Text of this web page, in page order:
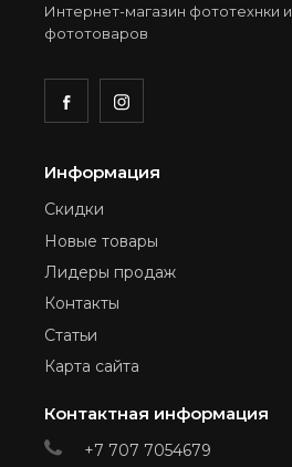
Интернет-магазин фототехнки и
фототоваров
Информация
Скидки
Новые товары
Лидеры продаж
Контакты
Статьи
Карта сайта
Контактная информация
+7 707 7054679